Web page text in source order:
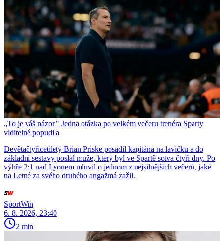
„To je váš názor." Jedna otázka po velkém večeru trenéra Sparty
viditelně popudila
Devětačtyřicetiletý Brian Priske posadil kapitána na lavičku a do
základní sestavy poslal muže, který byl ve Spartě sotva čtyři dny. Po
výhře 2:1 nad Lyonem mluvil o jednom z nejsilnějších večerů, jaké
na Letné za svého druhého angažmá zažil.
SportWin
6. 8. 2026, 23:40
2 min